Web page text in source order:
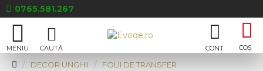
0765.581.267
DECOR UNGHII
FOLII DE TRANSFER